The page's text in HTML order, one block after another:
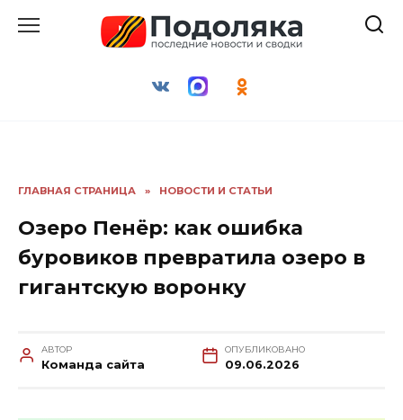
ГЛАВНАЯ СТРАНИЦА » НОВОСТИ И СТАТЬИ
Озеро Пенёр: как ошибка
буровиков превратила озеро в
гигантскую воронку
АВТОР
Команда сайта
ОПУБЛИКОВАНО
09.06.2026